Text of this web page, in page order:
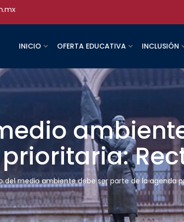
INICIO OFERTA EDUCATIVA INCLUSIÓN
del medio ambiente debe ser parte de la agenda